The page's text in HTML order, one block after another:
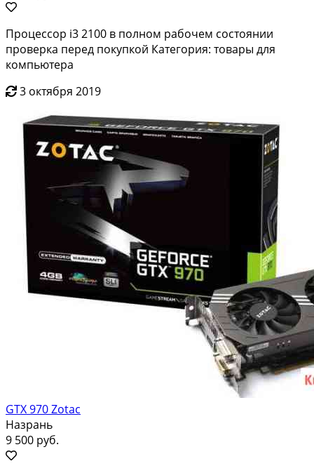
Процессор i3 2100 в полном рабочем состоянии
проверка перед покупкой Категория: товары для
компьютера
3 октября 2019
GTX 970 Zotac
Назрань
9 500 руб.